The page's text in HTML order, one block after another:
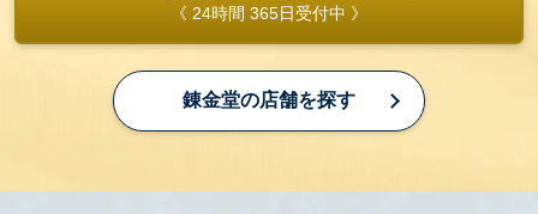
《 24時間 365日受付中 》
錬金堂の店舗を探す